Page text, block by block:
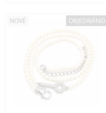
NOVÉ OBJEDNÁNO